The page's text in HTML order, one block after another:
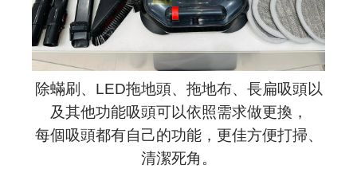
除蟎刷、LED拖地頭、拖地布、長扁吸頭以
及其他功能吸頭可以依照需求做更換，
每個吸頭都有自己的功能，更佳方便打掃、
清潔死角。